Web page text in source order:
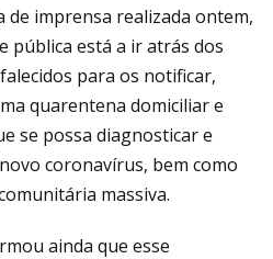
imprensa realizada ontem,
pública está a ir atrás dos
para os notificar,
quarentena domiciliar e
se possa diagnosticar e
coronavírus, bem como
massiva.
ainda que esse